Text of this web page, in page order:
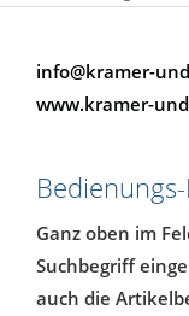
info@kramer-
www.kramer-
Ganz oben im
Suchbegriff
auch die